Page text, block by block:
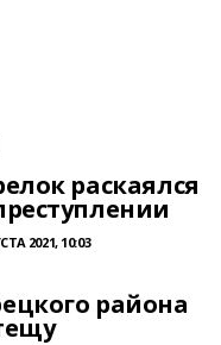
раскаялся
2021, 10:03
района